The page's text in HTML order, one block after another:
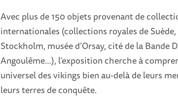
Avec plus de 150 objets provenant de
internationales (collections royales de
Stockholm, musée d’Orsay, cité de la Bande
Angoulême…), l’exposition cherche à
universel des vikings bien au-delà de leurs
leurs terres de conquête.